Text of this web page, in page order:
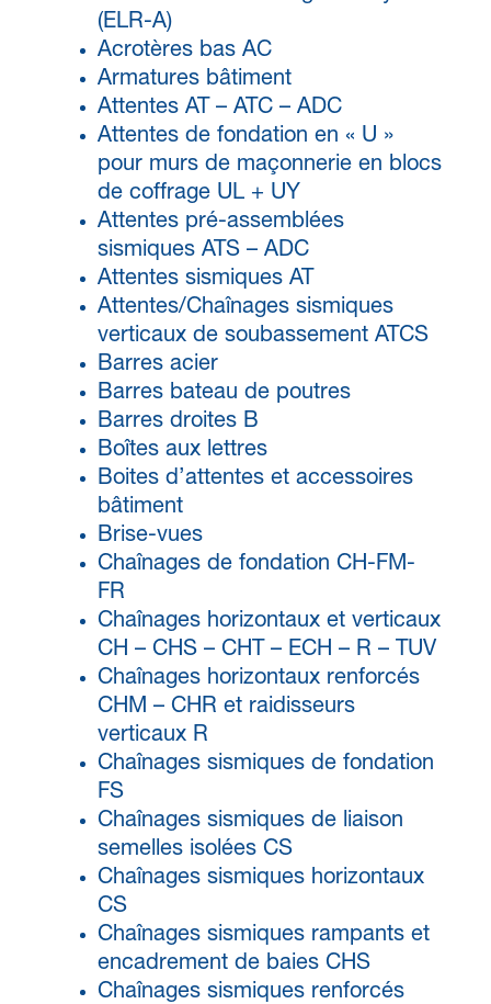
(ELR-A)
Acrotères bas AC
Armatures bâtiment
Attentes AT – ATC – ADC
Attentes de fondation en « U »
pour murs de maçonnerie en blocs
de coffrage UL + UY
Attentes pré-assemblées
sismiques ATS – ADC
Attentes sismiques AT
Attentes/Chaînages sismiques
verticaux de soubassement ATCS
Barres acier
Barres bateau de poutres
Barres droites B
Boîtes aux lettres
Boites d’attentes et accessoires
bâtiment
Brise-vues
Chaînages de fondation CH-FM-
FR
Chaînages horizontaux et verticaux
CH – CHS – CHT – ECH – R – TUV
Chaînages horizontaux renforcés
CHM – CHR et raidisseurs
verticaux R
Chaînages sismiques de fondation
FS
Chaînages sismiques de liaison
semelles isolées CS
Chaînages sismiques horizontaux
CS
Chaînages sismiques rampants et
encadrement de baies CHS
Chaînages sismiques renforcés